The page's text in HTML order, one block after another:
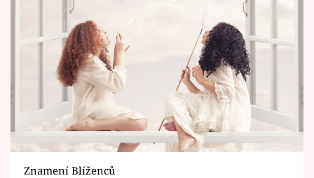
Seriály
Horoskopy
Sledujte prima+
Filmový festival Karlovy Vary
Znamení Blíženců